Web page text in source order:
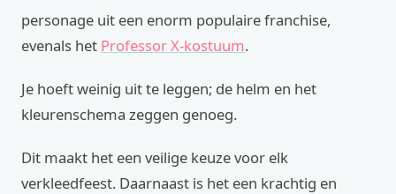
personage uit een enorm populaire franchise,
evenals het Professor X-kostuum.
Je hoeft weinig uit te leggen; de helm en het
kleurenschema zeggen genoeg.
Dit maakt het een veilige keuze voor elk
verkleedfeest. Daarnaast is het een krachtig en